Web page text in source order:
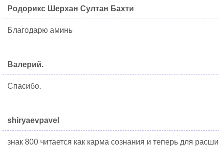
Родорикс Шерхан Султан Бахти
Благодарю аминь
Валерий.
Спасибо.
shiryaevpavel
знак 800 читается как карма сознания и теперь для